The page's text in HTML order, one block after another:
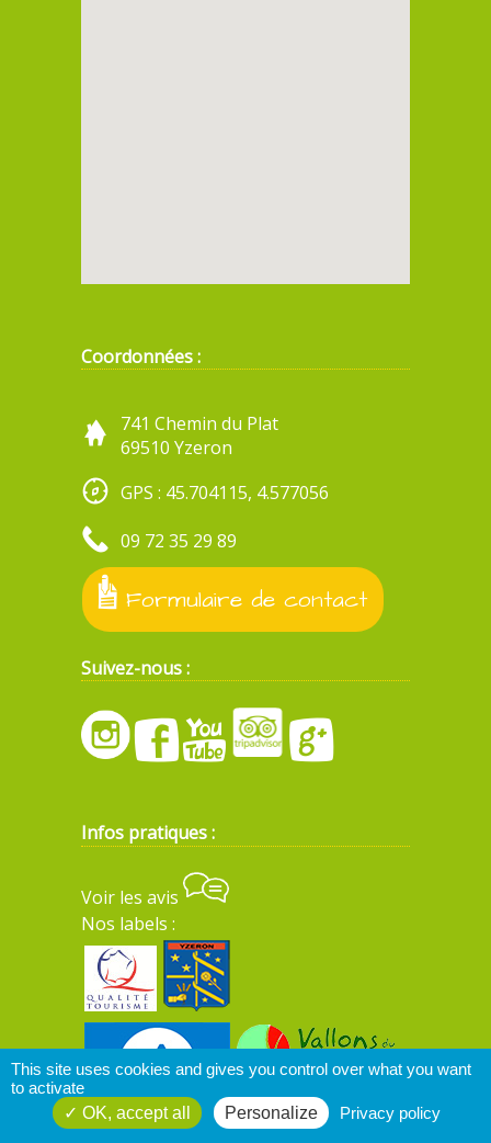
Coordonnées :
741 Chemin du Plat
69510 Yzeron
GPS : 45.704115, 4.577056
09 72 35 29 89
Formulaire de contact
Suivez-nous :
Infos pratiques :
Voir les avis
Nos labels :
This site uses cookies and gives you control over what you want
to activate
OK, accept all
Personalize Privacy policy